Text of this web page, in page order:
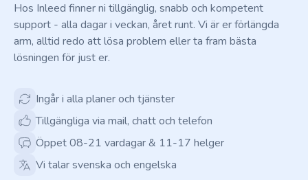
Hos Inleed finner ni tillgänglig, snabb och kompetent
support - alla dagar i veckan, året runt. Vi är er förlängda
arm, alltid redo att lösa problem eller ta fram bästa
lösningen för just er.
Ingår i alla planer och tjänster
Tillgängliga via mail, chatt och telefon
Öppet 08-21 vardagar & 11-17 helger
Vi talar svenska och engelska